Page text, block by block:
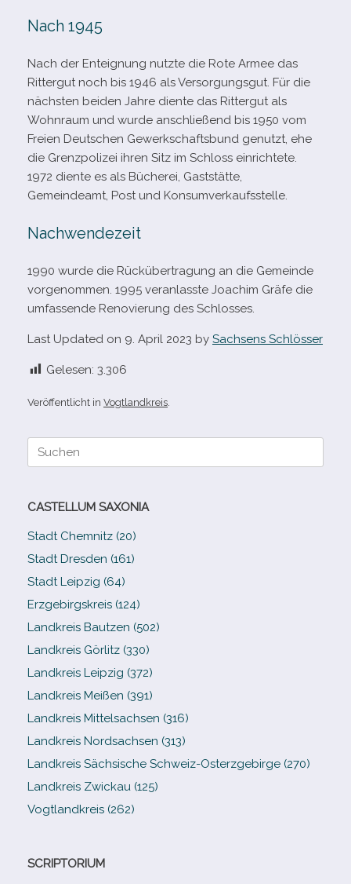
Nach 1945
Nach der Enteignung nutzte die Rote Armee das
Rittergut noch bis 1946 als Versorgungsgut. Für die
nächs­ten bei­den Jahre diente das Rittergut als
Wohnraum und wurde anschlie­ßend bis 1950 vom
Freien Deutschen Gewerkschaftsbund genutzt, ehe
die Grenzpolizei ihren Sitz im Schloss ein­rich­tete.
1972 diente es als Bücherei, Gaststätte,
Gemeindeamt, Post und Konsumverkaufsstelle.
Nachwendezeit
1990 wurde die Rückübertragung an die Gemeinde
vor­ge­nom­men. 1995 ver­an­lasste Joachim Gräfe die
umfas­sende Renovierung des Schlosses.
Last Updated on 9. April 2023 by Sachsens Schlösser
Gelesen: 3.306
Veröffentlicht in Vogtlandkreis
Suche
CASTELLUM SAXONIA
Stadt Chemnitz (20)
Stadt Dresden (161)
Stadt Leipzig (64)
Erzgebirgskreis (124)
Landkreis Bautzen (502)
Landkreis Görlitz (330)
Landkreis Leipzig (372)
Landkreis Meißen (391)
Landkreis Mittelsachsen (316)
Landkreis Nordsachsen (313)
Landkreis Sächsische Schweiz-​Osterzgebirge (270)
Landkreis Zwickau (125)
Vogtlandkreis (262)
SCRIPTORIUM